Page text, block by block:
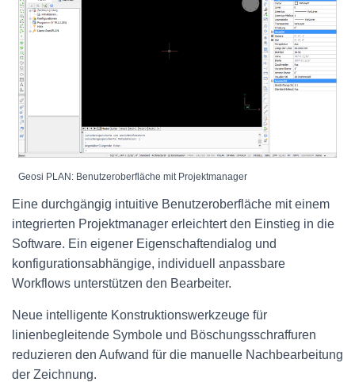
Geosi PLAN: Benutzeroberfläche mit Projektmanager
Eine durchgängig intuitive Benutzeroberfläche mit einem
integrierten Projektmanager erleichtert den Einstieg in die
Software. Ein eigener Eigenschaftendialog und
konfigurationsabhängige, individuell anpassbare
Workflows unterstützen den Bearbeiter.
Neue intelligente Konstruktionswerkzeuge für
linienbegleitende Symbole und Böschungsschraffuren
reduzieren den Aufwand für die manuelle Nachbearbeitung
der Zeichnung.